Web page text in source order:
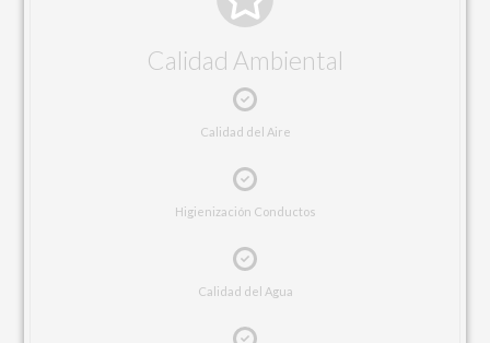
Calidad Ambiental
Calidad del Aire
Higienización Conductos
Calidad del Agua